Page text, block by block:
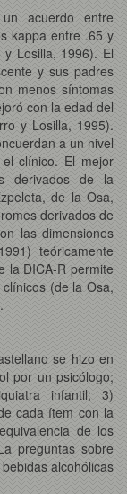
acuerdo entre
kappa entre .65 y
y Losilla, 1996). El
y sus padres
menos síntomas
con la edad del
y Losilla, 1995).
a un nivel
clínico. El mejor
derivados de la
de la Osa,
derivados de
las dimensiones
teóricamente
la DICA-R permite
(de la Osa,
se hizo en
por un psicólogo;
infantil; 3)
cada ítem con la
de los
preguntas sobre
alcohólicas